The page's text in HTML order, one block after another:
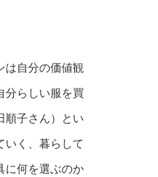
は自分の価値観
分らしい服を買
順子さん）とい
いく、暮らして
に何を選ぶのか